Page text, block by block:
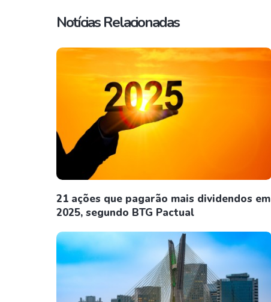
Notícias Relacionadas
21 ações que pagarão mais dividendos em
2025, segundo BTG Pactual